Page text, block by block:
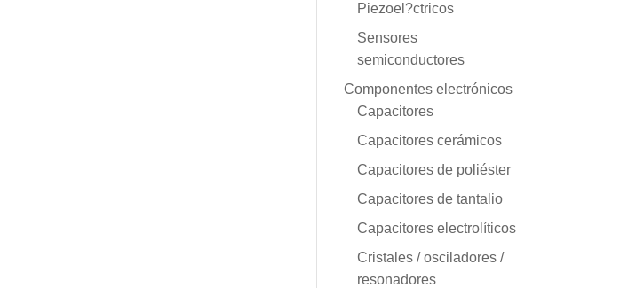
Piezoel?ctricos
Sensores
semiconductores
Componentes electrónicos
Capacitores
Capacitores cerámicos
Capacitores de poliéster
Capacitores de tantalio
Capacitores electrolíticos
Cristales / osciladores /
resonadores